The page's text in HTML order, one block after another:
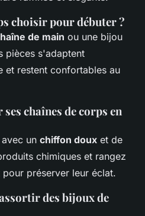
choisir pour débuter ?
de main ou une bijou
pièces s'adaptent
et restent confortables au
chaînes de corps en
un chiffon doux et de
chimiques et rangez
préserver leur éclat.
des bijoux de